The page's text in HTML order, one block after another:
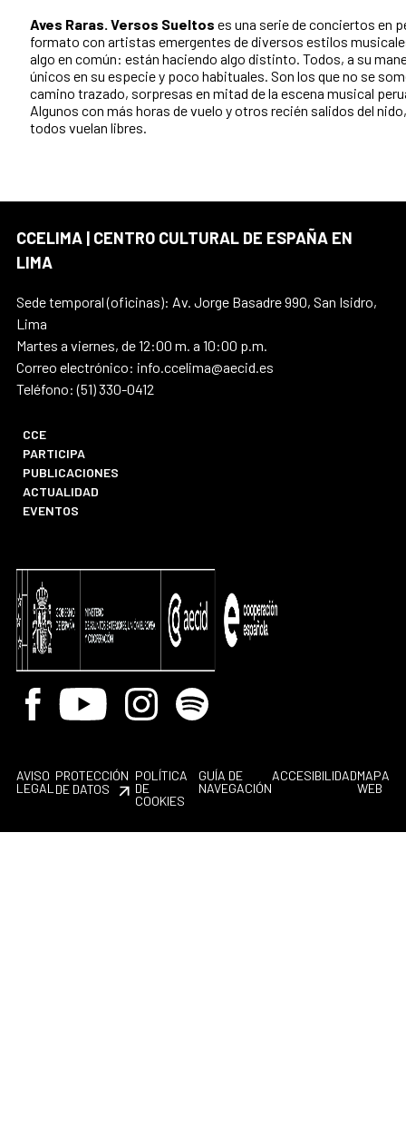
Aves Raras. Versos Sueltos es una serie de conciertos en
formato con artistas emergentes de diversos estilos
algo en común: están haciendo algo distinto. Todos, a su
únicos en su especie y poco habituales. Son los que no se
camino trazado, sorpresas en mitad de la escena musical
Algunos con más horas de vuelo y otros recién salidos del
todos vuelan libres.
CCELIMA | CENTRO CULTURAL DE ESPAÑA EN
LIMA
Sede temporal (oficinas): Av. Jorge Basadre 990, San Isidro,
Lima
Martes a viernes, de 12:00 m. a 10:00 p.m.
Correo electrónico: info.ccelima@aecid.es
Teléfono: (51) 330-0412
CCE
PARTICIPA
PUBLICACIONES
ACTUALIDAD
EVENTOS
Facebook
Youtube InstagramSpotify
AVISO
LEGAL
PROTECCIÓN
DE DATOS
POLÍTICA
DE
COOKIES
GUÍA DE
NAVEGACIÓN
ACCESIBILIDADMAPA
WEB